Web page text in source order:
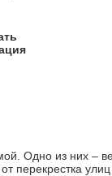
Одно из них –
перекрестка